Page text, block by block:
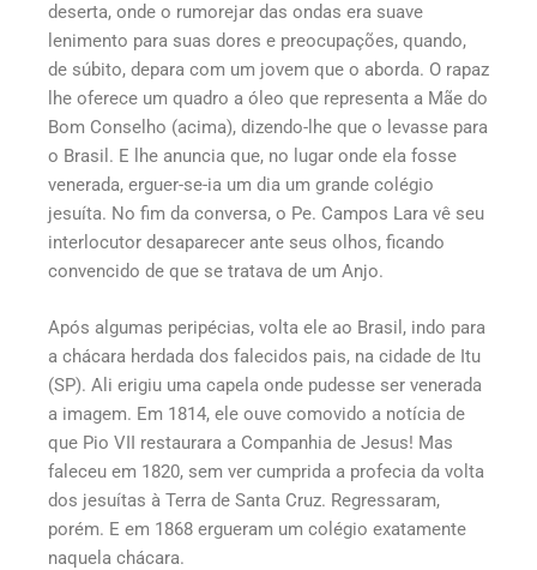
deserta, onde o rumorejar das ondas era suave
lenimento para suas dores e preocupações, quando,
de súbito, depara com um jovem que o aborda. O rapaz
lhe oferece um quadro a óleo que representa a Mãe do
Bom Conselho (acima), dizendo-lhe que o levasse para
o Brasil. E lhe anuncia que, no lugar onde ela fosse
venerada, erguer-se-ia um dia um grande colégio
jesuíta. No fim da conversa, o Pe. Campos Lara vê seu
interlocutor desaparecer ante seus olhos, ficando
convencido de que se tratava de um Anjo.
Após algumas peripécias, volta ele ao Brasil, indo para
a chácara herdada dos falecidos pais, na cidade de Itu
(SP). Ali erigiu uma capela onde pudesse ser venerada
a imagem. Em 1814, ele ouve comovido a notícia de
que Pio VII restaurara a Companhia de Jesus! Mas
faleceu em 1820, sem ver cumprida a profecia da volta
dos jesuítas à Terra de Santa Cruz. Regressaram,
porém. E em 1868 ergueram um colégio exatamente
naquela chácara.